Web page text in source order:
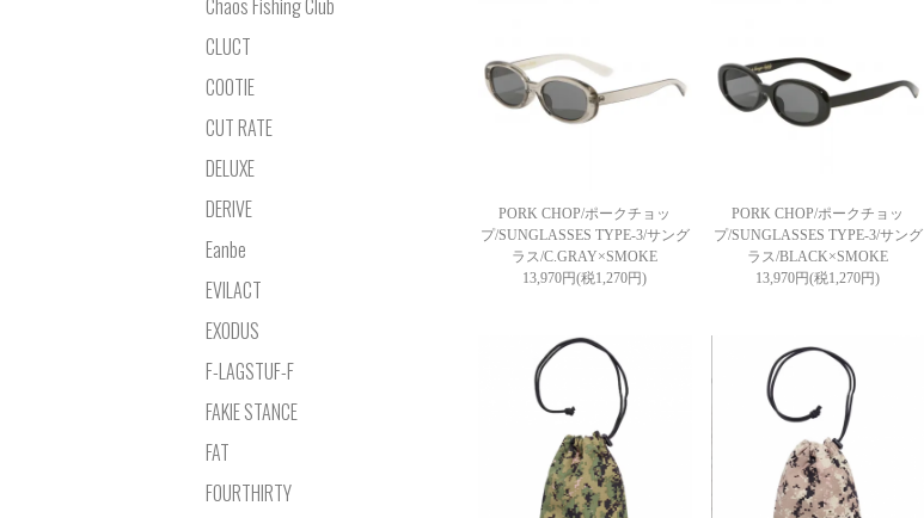
PORK CHOP/ポークチョッ
プ/SUNGLASSES TYPE-3/サング
ラス/C.GRAY×SMOKE
13,970円(税1,270円)
PORK CHOP/ポークチョッ
プ/SUNGLASSES TYPE-3/サング
ラス/BLACK×SMOKE
13,970円(税1,270円)
Chaos Fishing Club
CLUCT
COOTIE
CUT RATE
DELUXE
DERIVE
Eanbe
EVILACT
EXODUS
F-LAGSTUF-F
FAKIE STANCE
FAT
FOURTHIRTY